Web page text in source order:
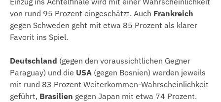
von rund 95 Prozent eingeschätzt. Auch Frankreich
gegen Schweden geht mit etwa 85 Prozent als klarer
Favorit ins Spiel.
Deutschland (gegen den voraussichtlichen Gegner
Paraguay) und die USA (gegen Bosnien) werden jeweils
mit rund 83 Prozent Weiterkommen-Wahrscheinlichkeit
geführt, Brasilien gegen Japan mit etwa 74 Prozent.